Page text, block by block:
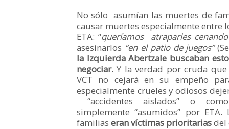
No sólo asumían las muertes de
causar muertes especialmente entre
ETA: “queríamos atraparles
asesinarlos “en el patio de juegos”
la Izquierda Abertzale buscaban
negociar.Y la verdad por cruda
VCT no cejará en su empeño
especialmente crueles y odiosos
“accidentes aislados” o
simplemente “asumidos” por
familias eran víctimas prioritariasdel